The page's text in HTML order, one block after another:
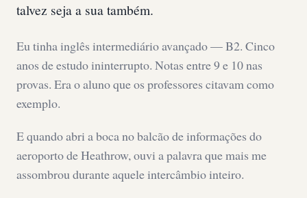
talvez seja a sua também.
Eu tinha inglês intermediário avançado — B2. Cinco
anos de estudo ininterrupto. Notas entre 9 e 10 nas
provas. Era o aluno que os professores citavam como
exemplo.
E quando abri a boca no balcão de informações do
aeroporto de Heathrow, ouvi a palavra que mais me
assombrou durante aquele intercâmbio inteiro.